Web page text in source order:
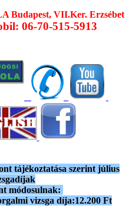
Budapest, VII.Ker. Erzsébet
06-70-515-5913
tájékoztatása szerint július
módosulnak:
vizsga díja:12.200 Ft